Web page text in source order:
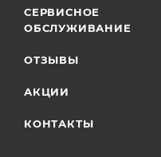
СЕРВИСНОЕ
ОБСЛУЖИВАНИЕ
ОТЗЫВЫ
АКЦИИ
КОНТАКТЫ